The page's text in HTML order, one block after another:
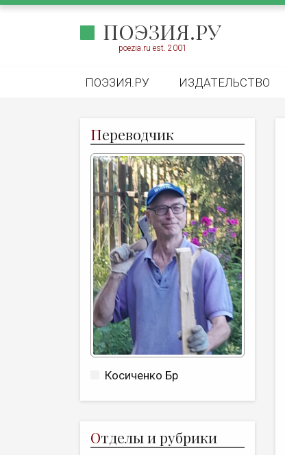
ПОЭЗИЯ.РУ
poezia.ru est. 2001
ПОЭЗИЯ.РУ ИЗДАТЕЛЬСТВО
Переводчик
Косиченко Бр
Отделы и рубрики